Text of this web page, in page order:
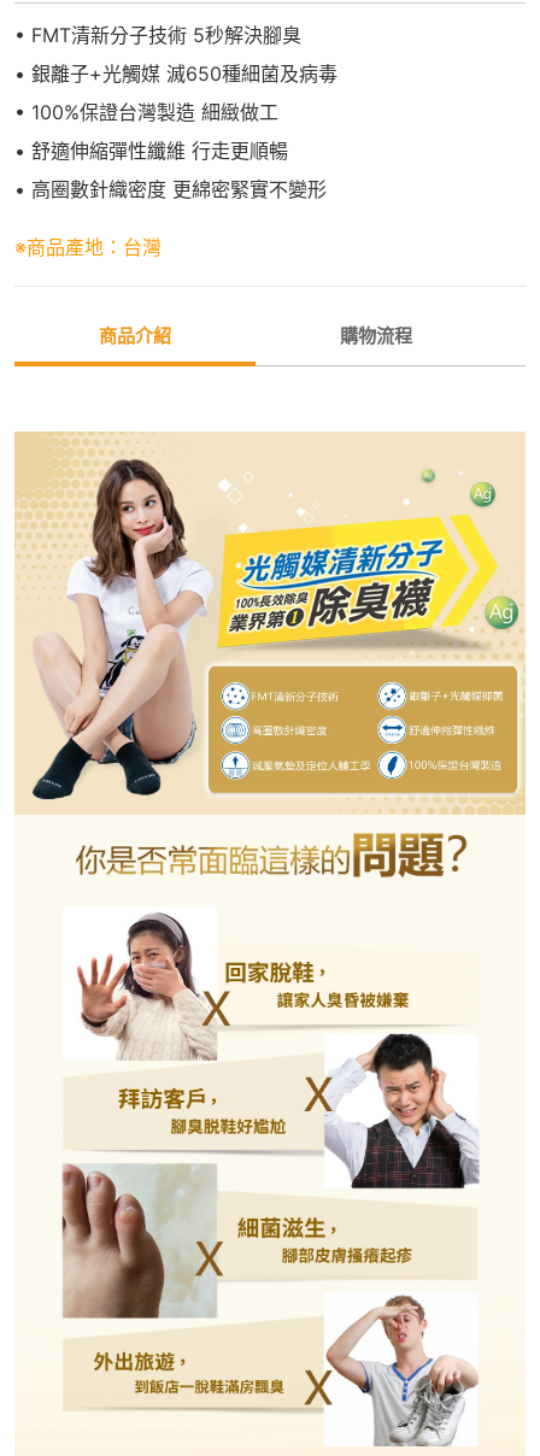
• FMT清新分子技術 5秒解決腳臭
• 銀離子+光觸媒 滅650種細菌及病毒
• 100%保證台灣製造 細緻做工
• 舒適伸縮彈性纖維 行走更順暢
• 高圈數針織密度 更綿密緊實不變形
※商品產地：台灣
商品介紹 購物流程